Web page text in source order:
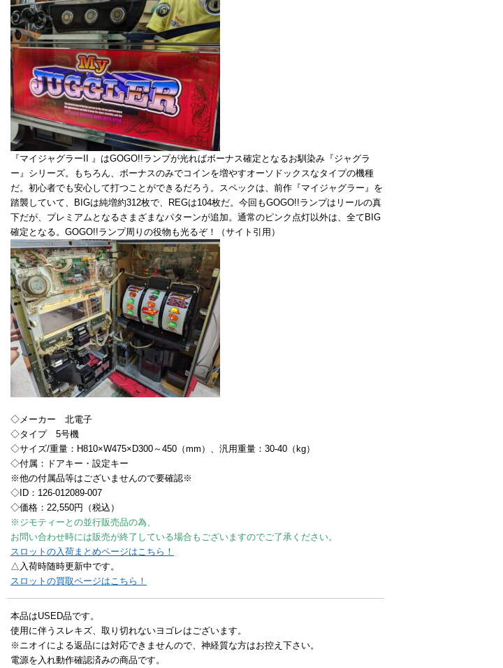
『マイジャグラーII 』はGOGO!!ランプが光ればボーナス確定となるお馴染み『ジャグラ
ー』シリーズ。もちろん、ボーナスのみでコインを増やすオーソドックスなタイプの機種
だ。初心者でも安心して打つことができるだろう。スペックは、前作『マイジャグラー』を
踏襲していて、BIGは純増約312枚で、REGは104枚だ。今回もGOGO!!ランプはリールの真
下だが、プレミアムとなるさまざまなパターンが追加。通常のピンク点灯以外は、全てBIG
確定となる。GOGO!!ランプ周りの役物も光るぞ！（サイト引用）
◇メーカー 北電子
◇タイプ 5号機
◇サイズ/重量：H810×W475×D300～450（mm）、汎用重量：30-40（kg）
◇付属：ドアキー・設定キー
※他の付属品等はございませんので要確認※
◇ID：126-012089-007
◇価格：22,550円（税込）
※ジモティーとの並行販売品の為、
お問い合わせ時には販売が終了している場合もございますのでご了承ください。
スロットの入荷まとめページはこちら！
△入荷時随時更新中です。
スロットの買取ページはこちら！
本品はUSED品です。
使用に伴うスレキズ、取り切れないヨゴレはございます。
※ニオイによる返品には対応できませんので、神経質な方はお控え下さい。
電源を入れ動作確認済みの商品です。